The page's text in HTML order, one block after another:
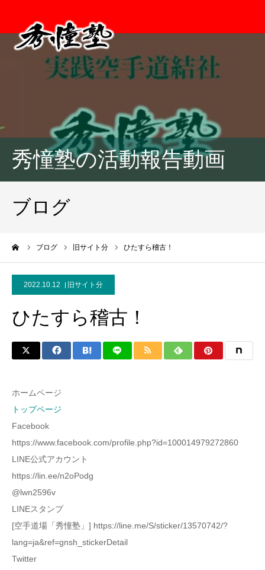
秀憧塾の活動報告動画
ブログ
ブログ 旧サイト分 ひたすら稽古！
2022.10.12 旧サイト分
ひたすら稽古！
ホームページ
トップページ
Facebook
https://www.facebook.com/profile.php?id=100014979272860
LINE公式アカウント
https://lin.ee/n2oPodg
@lwn2596v
LINEスタンプ
[空手道場「秀憧塾」] https://line.me/S/sticker/13570742/?
lang=ja&ref=gnsh_stickerDetail
Twitter